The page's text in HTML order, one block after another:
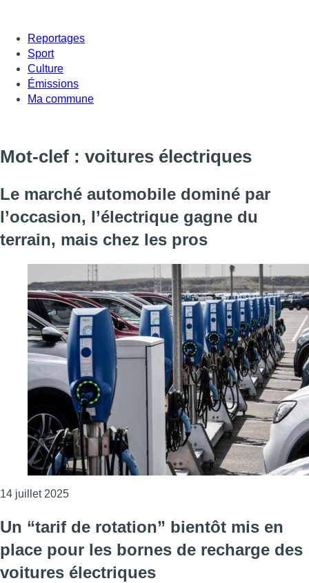
Reportages
Sport
Culture
Émissions
Ma commune
Mot-clef : voitures électriques
Le marché automobile dominé par
l’occasion, l’électrique gagne du
terrain, mais chez les pros
14 juillet 2025Consulter l'article "Le marché automobile
Un “tarif de rotation” bientôt mis en
place pour les bornes de recharge des
voitures électriques